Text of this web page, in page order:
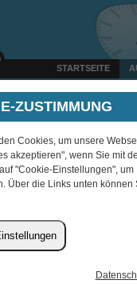
STARTSEITE
Heute um 14:15 Uhr
+ 50 BIDS
ZUSTIMMUNG
Cookies, um unsere
akzeptieren", wenn Sie mit
"Cookie-Einstellungen",
Über die Links unten